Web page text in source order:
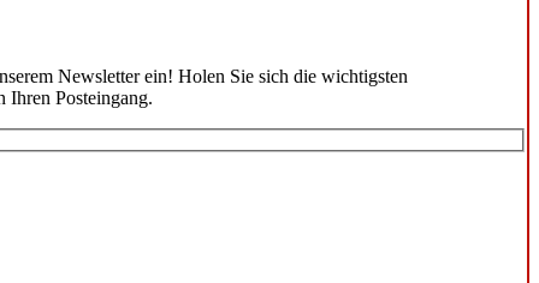
Newsletter ein! Holen Sie sich die wichtigsten
Ihren Posteingang.